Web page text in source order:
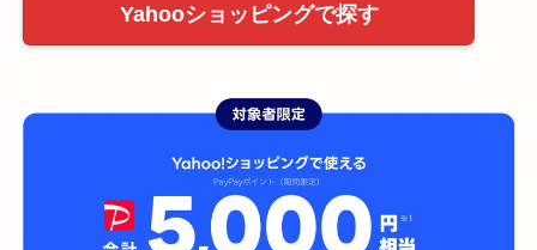
Yahooショッピングで探す